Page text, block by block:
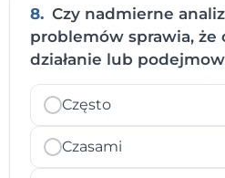
8. Czy nadmierne
problemów sprawia, że
działanie lub
Często
Czasami